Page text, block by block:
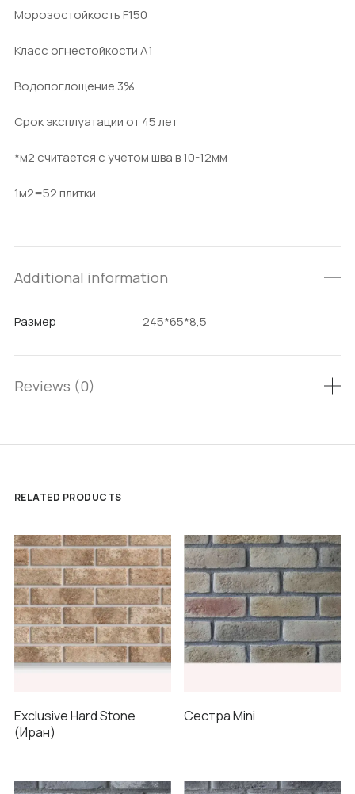
Морозостойкость F150
Класс огнестойкости А1
Водопоглощение 3%
Срок эксплуатации от 45 лет
*м2 считается с учетом шва в 10-12мм
1м2=52 плитки
Additional information
Размер 245*65*8,5
Reviews (0)
RELATED PRODUCTS
Exclusive Hard Stone
(Иран)
Сестра Mini